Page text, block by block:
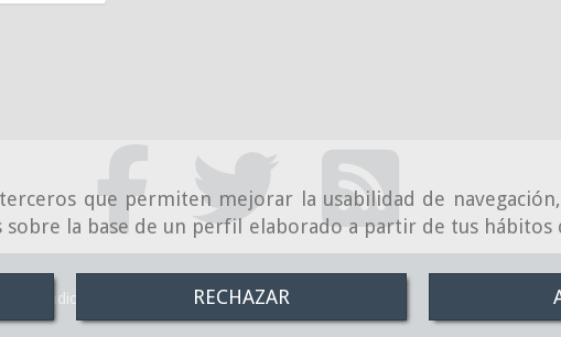
que permiten mejorar la usabilidad de
la base de un perfil elaborado a partir de tus
RECHAZAR
Condiciones de venta online Política de Privacidad